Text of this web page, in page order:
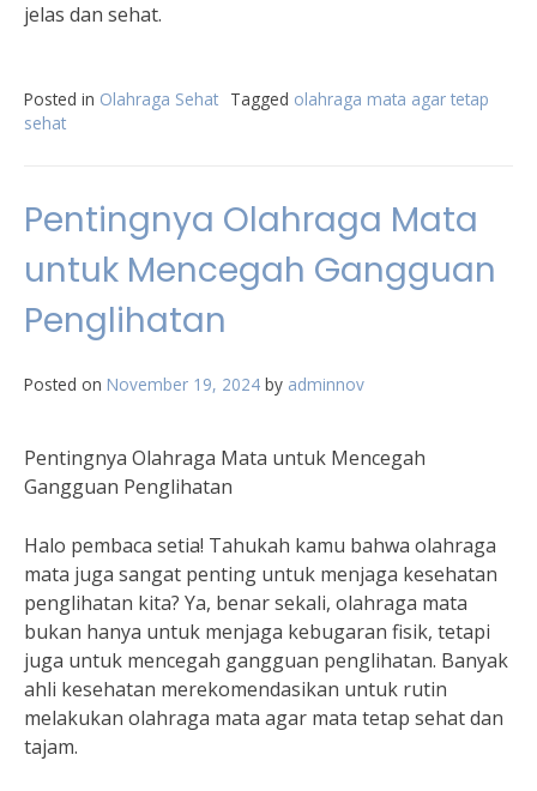
jelas dan sehat.
Posted in Olahraga Sehat Tagged olahraga mata agar tetap
sehat
Pentingnya Olahraga Mata
untuk Mencegah Gangguan
Penglihatan
Posted on November 19, 2024 by adminnov
Pentingnya Olahraga Mata untuk Mencegah
Gangguan Penglihatan
Halo pembaca setia! Tahukah kamu bahwa olahraga
mata juga sangat penting untuk menjaga kesehatan
penglihatan kita? Ya, benar sekali, olahraga mata
bukan hanya untuk menjaga kebugaran fisik, tetapi
juga untuk mencegah gangguan penglihatan. Banyak
ahli kesehatan merekomendasikan untuk rutin
melakukan olahraga mata agar mata tetap sehat dan
tajam.